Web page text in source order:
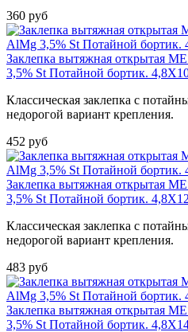
360 руб
Заклепка вытяжная открытая
3,5% St Потайной бортик.
Классическая заклепка с
недорогой вариант крепления.
452 руб
Заклепка вытяжная открытая
3,5% St Потайной бортик.
Классическая заклепка с
недорогой вариант крепления.
483 руб
Заклепка вытяжная открытая
3,5% St Потайной бортик.